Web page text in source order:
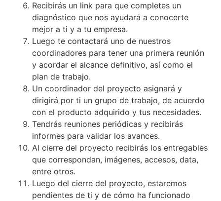
Recibirás un link para que completes un
diagnóstico que nos ayudará a conocerte
mejor a ti y a tu empresa.
Luego te contactará uno de nuestros
coordinadores para tener una primera reunión
y acordar el alcance definitivo, así como el
plan de trabajo.
Un coordinador del proyecto asignará y
dirigirá por ti un grupo de trabajo, de acuerdo
con el producto adquirido y tus necesidades.
Tendrás reuniones periódicas y recibirás
informes para validar los avances.
Al cierre del proyecto recibirás los entregables
que correspondan, imágenes, accesos, data,
entre otros.
Luego del cierre del proyecto, estaremos
pendientes de ti y de cómo ha funcionado